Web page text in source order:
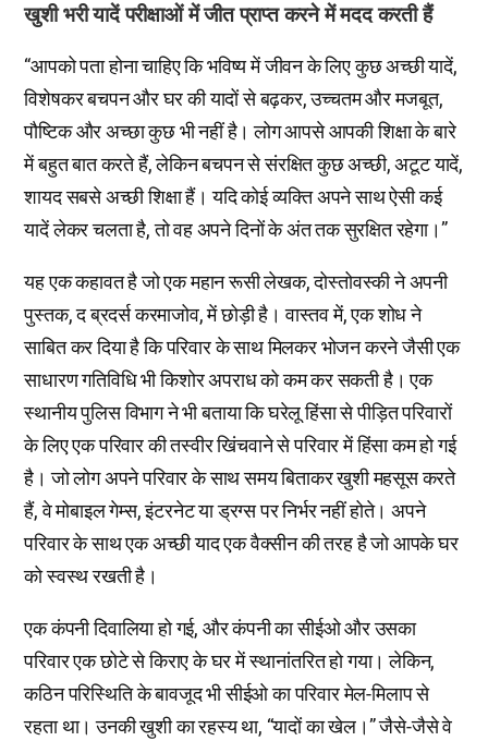
खुशी भरी यादें परीक्षाओं में जीत प्राप्त करने में मदद करती हैं
“आपको पता होना चाहिए कि भविष्य में जीवन के लिए कुछ अच्छी यादें,
विशेषकर बचपन और घर की यादों से बढ़कर, उच्चतम और मजबूत,
पौष्टिक और अच्छा कुछ भी नहीं है। लोग आपसे आपकी शिक्षा के बारे
में बहुत बात करते हैं, लेकिन बचपन से संरक्षित कुछ अच्छी, अटूट यादें,
शायद सबसे अच्छी शिक्षा हैं। यदि कोई व्यक्ति अपने साथ ऐसी कई
यादें लेकर चलता है, तो वह अपने दिनों के अंत तक सुरक्षित रहेगा।”
यह एक कहावत है जो एक महान रूसी लेखक, दोस्तोवस्की ने अपनी
पुस्तक, द ब्रदर्स करमाजोव, में छोड़ी है। वास्तव में, एक शोध ने
साबित कर दिया है कि परिवार के साथ मिलकर भोजन करने जैसी एक
साधारण गतिविधि भी किशोर अपराध को कम कर सकती है। एक
स्थानीय पुलिस विभाग ने भी बताया कि घरेलू हिंसा से पीड़ित परिवारों
के लिए एक परिवार की तस्वीर खिंचवाने से परिवार में हिंसा कम हो गई
है। जो लोग अपने परिवार के साथ समय बिताकर खुशी महसूस करते
हैं, वे मोबाइल गेम्स, इंटरनेट या ड्रग्स पर निर्भर नहीं होते। अपने
परिवार के साथ एक अच्छी याद एक वैक्सीन की तरह है जो आपके घर
को स्वस्थ रखती है।
एक कंपनी दिवालिया हो गई, और कंपनी का सीईओ और उसका
परिवार एक छोटे से किराए के घर में स्थानांतरित हो गया। लेकिन,
कठिन परिस्थिति के बावजूद भी सीईओ का परिवार मेल-मिलाप से
रहता था। उनकी खुशी का रहस्य था, “यादों का खेल।” जैसे-जैसे वे